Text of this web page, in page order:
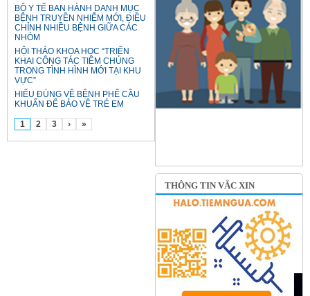
BỘ Y TẾ BAN HÀNH DANH MỤC
BỆNH TRUYỀN NHIỄM MỚI, ĐIỀU
CHỈNH NHIỀU BỆNH GIỮA CÁC
NHÓM
HỘI THẢO KHOA HỌC “TRIỂN
KHAI CÔNG TÁC TIÊM CHỦNG
TRONG TÌNH HÌNH MỚI TẠI KHU
VỰC”
HIỂU ĐÚNG VỀ BỆNH PHẾ CẦU
KHUẨN ĐỂ BẢO VỆ TRẺ EM
1 2 3 › »
THÔNG TIN VẮC XIN